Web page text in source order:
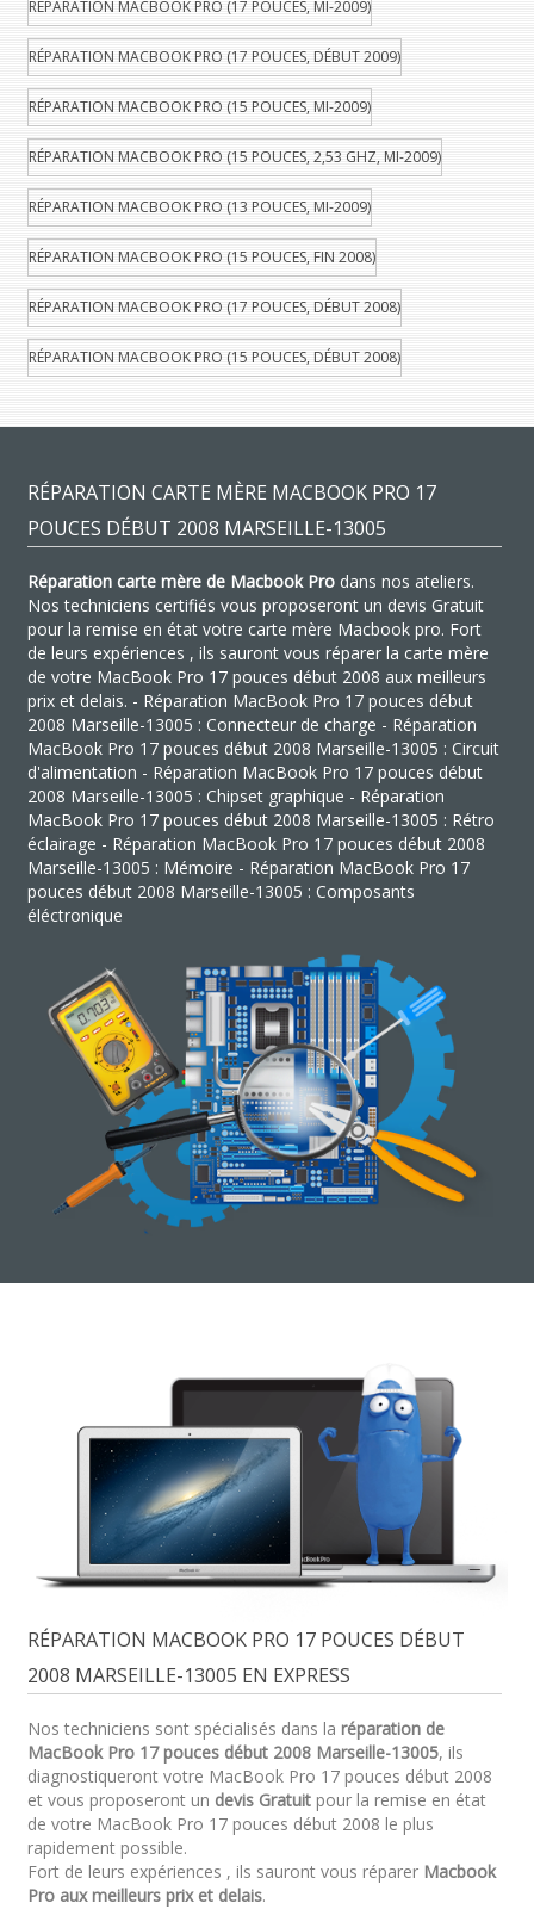
RÉPARATION MACBOOK PRO (17 POUCES, MI-2009)
RÉPARATION MACBOOK PRO (17 POUCES, DÉBUT 2009)
RÉPARATION MACBOOK PRO (15 POUCES, MI-2009)
RÉPARATION MACBOOK PRO (15 POUCES, 2,53 GHZ, MI-2009)
RÉPARATION MACBOOK PRO (13 POUCES, MI-2009)
RÉPARATION MACBOOK PRO (15 POUCES, FIN 2008)
RÉPARATION MACBOOK PRO (17 POUCES, DÉBUT 2008)
RÉPARATION MACBOOK PRO (15 POUCES, DÉBUT 2008)
RÉPARATION CARTE MÈRE MACBOOK PRO 17
POUCES DÉBUT 2008 MARSEILLE-13005
Réparation carte mère de Macbook Prodans nos ateliers.
Nos techniciens certifiés vous proposeront un devis Gratuit
pour la remise en état votre carte mère Macbook pro. Fort
de leurs expériences , ils sauront vous réparer la carte mère
de votre MacBook Pro 17 pouces début 2008 aux meilleurs
prix et delais. - Réparation MacBook Pro 17 pouces début
2008 Marseille-13005 : Connecteur de charge - Réparation
MacBook Pro 17 pouces début 2008 Marseille-13005 : Circuit
d'alimentation - Réparation MacBook Pro 17 pouces début
2008 Marseille-13005 : Chipset graphique - Réparation
MacBook Pro 17 pouces début 2008 Marseille-13005 : Rétro
éclairage - Réparation MacBook Pro 17 pouces début 2008
Marseille-13005 : Mémoire - Réparation MacBook Pro 17
pouces début 2008 Marseille-13005 : Composants
éléctronique
RÉPARATION MACBOOK PRO 17 POUCES DÉBUT
2008 MARSEILLE-13005 EN EXPRESS
Nos techniciens sont spécialisés dans la réparation de
MacBook Pro 17 pouces début 2008 Marseille-13005, ils
diagnostiqueront votre MacBook Pro 17 pouces début 2008
et vous proposeront un devis Gratuitpour la remise en état
de votre MacBook Pro 17 pouces début 2008 le plus
rapidement possible.
Fort de leurs expériences , ils sauront vous réparer Macbook
Pro aux meilleurs prix et delais.